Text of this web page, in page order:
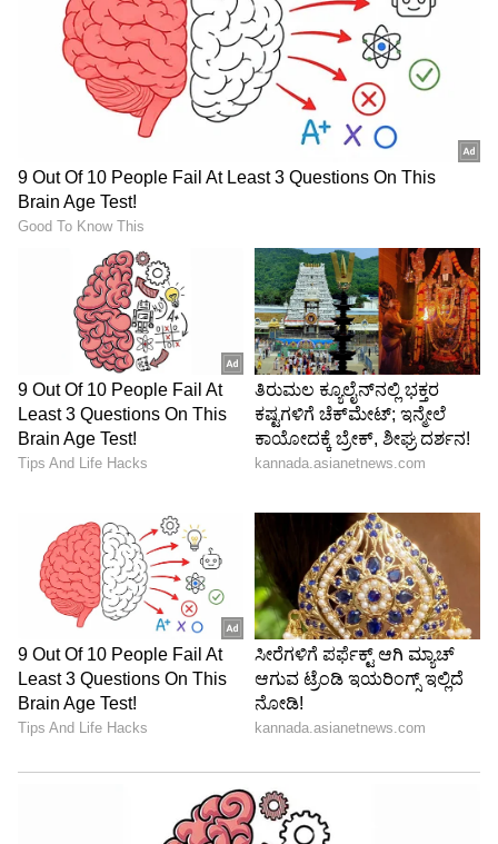
ಆದರೆ ಕಾಂಗ್ರೆಸ್ ಸತ್ಯಶೋಧನಾ ಸಮಿತಿ ಎಂದು ಮಾಡಿ
ಜನರನ್ನು ಎತ್ತಿಕಟ್ಟಿದ್ರು ಟೌನ್‌ಶಿಪ್ ಜಾಗವನ್ನು ಕುಮಾರಸ್ವಾಮಿ
ಹೊಡೆಯಲು ಹೊರಟಿದ್ದಾರೆ ಅಂತ ಕಾಂಗ್ರೆಸ್ ಸತ್ಯಶೋಧನಾ
ಸಮಿತಿ ರಚನೆ ಮಾಡಿತು. ನಿಮ್ಮ ಭೂಮಿ ಕಬಳಿಸ್ತಾನೆ ಅಂತ
ಜನರನ್ನು ಎತ್ತಿಕಟ್ಟಿದ್ರು. ರೈತರು ಹಾಗೂ ಸಾರ್ವಜನಿಕ ವಿರೋಧ
ಬಂದ ಹಿನ್ನೆಲೆ ಕುಮಾರಸ್ವಾಮಿ ಐದು ಟೌನ್‌ಶಿಪ್ ಯೋಜನೆ
ಕೈಬಿಟ್ಟರು. ಗೆಜೆಟ್ ನೋಟಿಫಿಕೇಶನ್ ಮಾಡಿ ಭೂಮಿ ಖರೀದಿ
ಕೈಬಿಟ್ಟರು.
ಈಗಿನ ಕಾಂಗ್ರೆಸ್ ಸರ್ಕಾರ ಮಾಡ್ತಿರೋದು ಏನು? ಅಂದು
ರೈತರ ಭೂಮಿ ಕಬಳಿಸ್ತಾರೆ ಅಂದವರು ಈಗ ರೈತರ
ಜವಾಬ್ದಾರಿ, ನೀರಾವರಿ ಇಲಾಖೆ ಜವಾಬ್ದಾರಿ, ರಾಷ್ಟ್ರೀಯ ಪಕ್ಷದ
ಅಧ್ಯಕ್ಷರ ಜವಾಬ್ದಾರಿ ಹೊತ್ತಿರುವ ಸಂದರ್ಭದಲ್ಲಿ ಸಿಎಂ
ಆಗಬೇಕು ಅಂತ ಒಡಂಬಡಿಕೆ ಆಗಿದೆ ಎಂದು ಮನರಂಜನೆ
ಕಾರ್ಯಕ್ರಮ ಮಾಡ್ತಿದ್ದಾರೆ. 'ಬರ್ತ್‌ಡೇ ದಿನ ಅಧಿಕಾರ
ಹಸ್ತಾಂತರ ಆಗೋಯ್ತು ಅಂತ ಸಂಭ್ರಮಿಸುತ್ತಿದ್ದಾರೆ
ಬಿಡದಿಯ ರೈತರು ಕಣ್ಣೀರಿನಲ್ಲಿ ಕೈ ತೊಳೆಯುತ್ತಿದ್ದಾರೆ
ಆ ಭಾಗದಲ್ಲಿ ದೊಡ್ಡ ಮಟ್ಟದಲ್ಲಿ ಹೈನುಗಾರಿಕೆ ಮಾಡ್ತಿದ್ದಾರೆ.